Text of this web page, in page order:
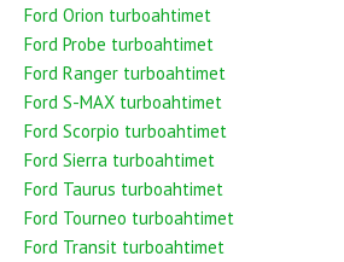
Ford Orion turboahtimet
Ford Probe turboahtimet
Ford Ranger turboahtimet
Ford S-MAX turboahtimet
Ford Scorpio turboahtimet
Ford Sierra turboahtimet
Ford Taurus turboahtimet
Ford Tourneo turboahtimet
Ford Transit turboahtimet